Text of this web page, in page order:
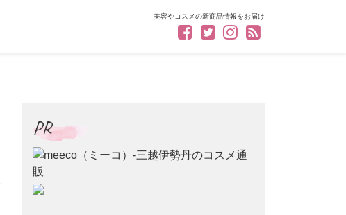
美容やコスメの新商品情報をお届け
PR